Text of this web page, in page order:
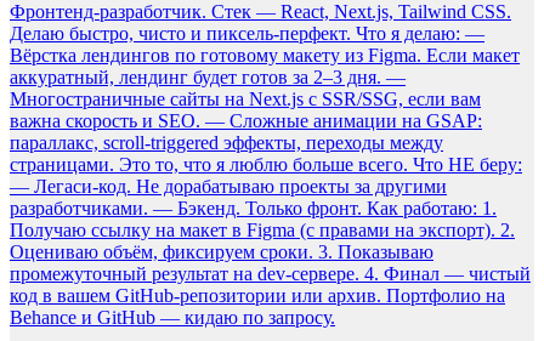
Фронтенд-разработчик. Стек — React, Next.js, Tailwind CSS.
Делаю быстро, чисто и пиксель-перфект. Что я делаю: —
Вёрстка лендингов по готовому макету из Figma. Если макет
аккуратный, лендинг будет готов за 2–3 дня. —
Многостраничные сайты на Next.js с SSR/SSG, если вам
важна скорость и SEO. — Сложные анимации на GSAP:
параллакс, scroll-triggered эффекты, переходы между
страницами. Это то, что я люблю больше всего. Что НЕ беру:
— Легаси-код. Не дорабатываю проекты за другими
разработчиками. — Бэкенд. Только фронт. Как работаю: 1.
Получаю ссылку на макет в Figma (с правами на экспорт). 2.
Оцениваю объём, фиксируем сроки. 3. Показываю
промежуточный результат на dev-сервере. 4. Финал — чистый
код в вашем GitHub-репозитории или архив. Портфолио на
Behance и GitHub — кидаю по запросу.